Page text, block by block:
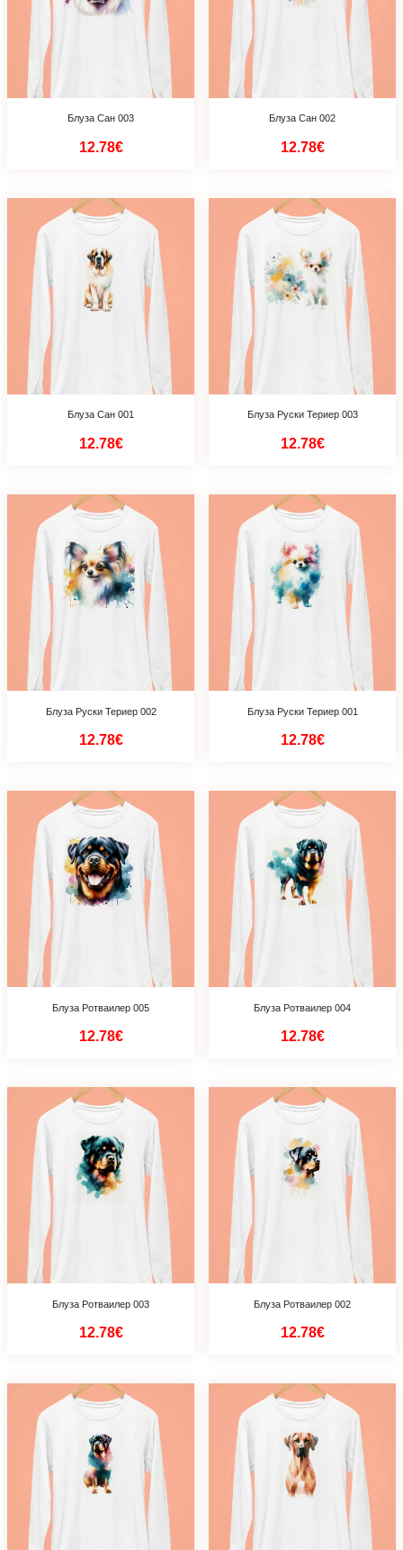
Блуза Сан 003
12.78€
Блуза Сан 002
12.78€
Блуза Сан 001
12.78€
Блуза Руски Териер 003
12.78€
Блуза Руски Териер 002
12.78€
Блуза Руски Териер 001
12.78€
Блуза Ротваилер 005
12.78€
Блуза Ротваилер 004
12.78€
Блуза Ротваилер 003
12.78€
Блуза Ротваилер 002
12.78€